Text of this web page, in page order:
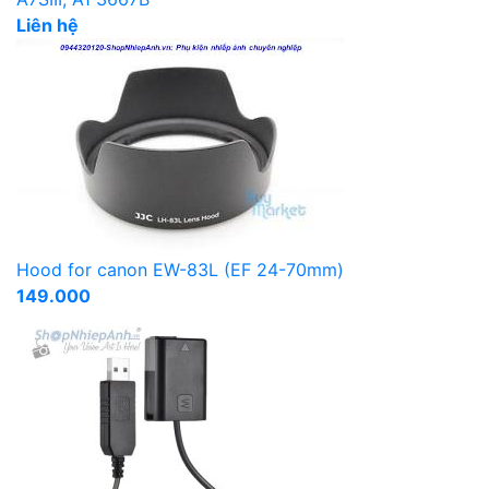
Liên hệ
Hood for canon EW-83L (EF 24-70mm)
149.000